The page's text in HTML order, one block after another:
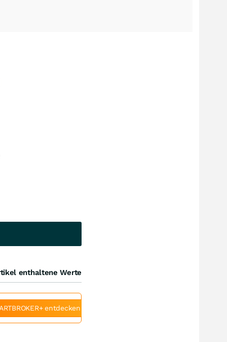
enthaltene Werte
entdecken